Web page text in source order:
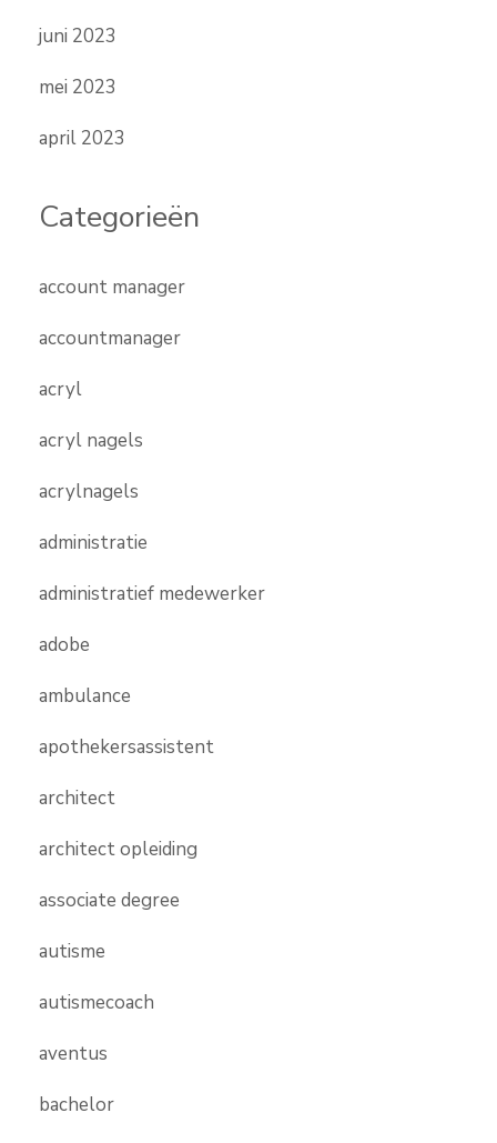
juni 2023
mei 2023
april 2023
Categorieën
account manager
accountmanager
acryl
acryl nagels
acrylnagels
administratie
administratief medewerker
adobe
ambulance
apothekersassistent
architect
architect opleiding
associate degree
autisme
autismecoach
aventus
bachelor